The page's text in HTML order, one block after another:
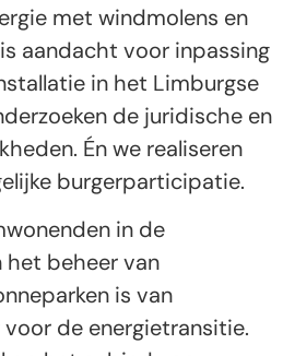
met windmolens en
aandacht voor inpassing
in het Limburgse
de juridische en
Én we realiseren
burgerparticipatie.
in de
het beheer van
is van
de energietransitie.